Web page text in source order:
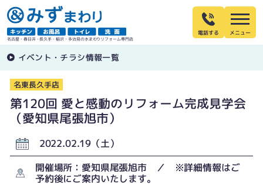
名古屋・春日井・長久手・稲沢・多治見の水まわりリフォーム専門店
電話する
イベント・チラシ情報一覧
名東長久手店
第120回 愛と感動のリフォーム完成見学会
（愛知県尾張旭市）
2022.02.19（土）
開催場所：愛知県尾張旭市 ／ ※詳細情報はご
予約後にご案内いたします。